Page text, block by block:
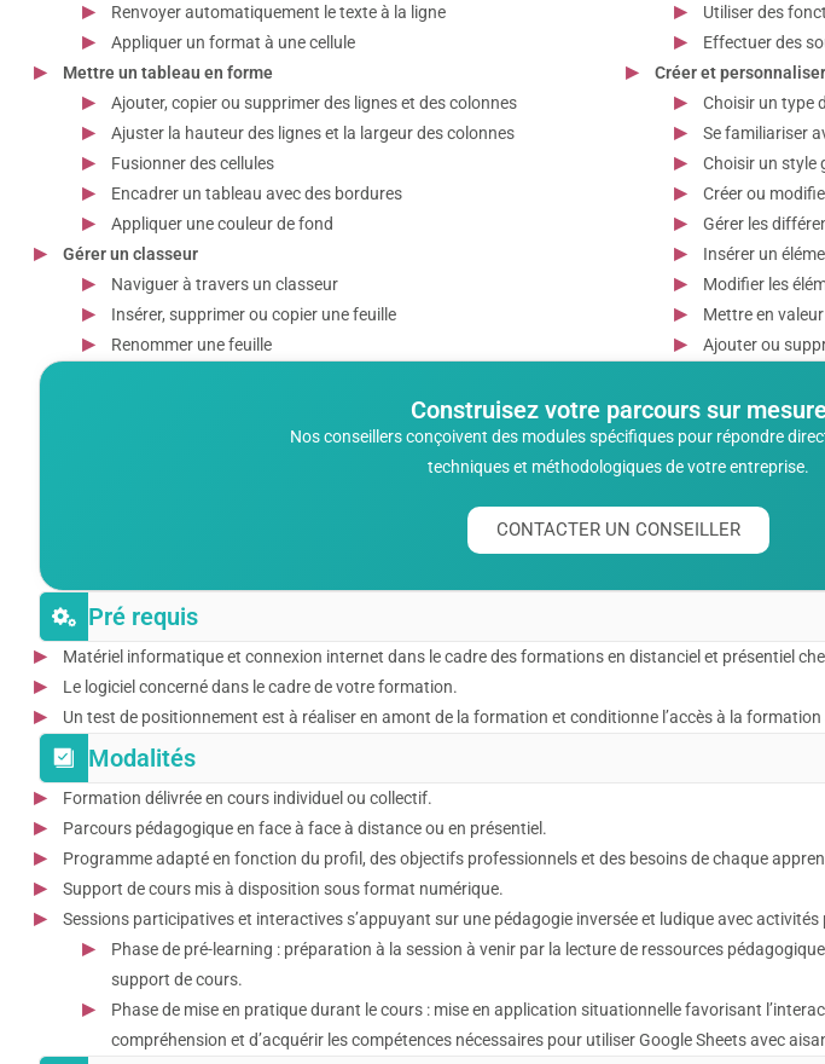
Renvoyer automatiquement le texte à la ligne
Appliquer un format à une cellule
Mettre un tableau en forme
Ajouter, copier ou supprimer des lignes et des colonnes
Ajuster la hauteur des lignes et la largeur des colonnes
Fusionner des cellules
Encadrer un tableau avec des bordures
Appliquer une couleur de fond
Gérer un classeur
Naviguer à travers un classeur
Insérer, supprimer ou copier une feuille
Renommer une feuille
Utiliser des
Effectuer des
Créer et
Choisir un type
Se familiariser
Choisir un style
Créer ou
Gérer les
Insérer un
Modifier les
Mettre en
Ajouter ou
Construisez votre parcours sur
Nos conseillers conçoivent des modules spécifiques pour répondre
techniques et méthodologiques de votre entreprise.
CONTACTER UN CONSEILLER
Pré requis
Matériel informatique et connexion internet dans le cadre des formations en distanciel et présentiel
Le logiciel concerné dans le cadre de votre formation.
Un test de positionnement est à réaliser en amont de la formation et conditionne l’accès à la
Modalités
Formation délivrée en cours individuel ou collectif.
Parcours pédagogique en face à face à distance ou en présentiel.
Programme adapté en fonction du profil, des objectifs professionnels et des besoins de chaque
Support de cours mis à disposition sous format numérique.
Sessions participatives et interactives s’appuyant sur une pédagogie inversée et ludique avec
Phase de pré-learning : préparation à la session à venir par la lecture de ressources
support de cours.
Phase de mise en pratique durant le cours : mise en application situationnelle favorisant
compréhension et d’acquérir les compétences nécessaires pour utiliser Google Sheets avec